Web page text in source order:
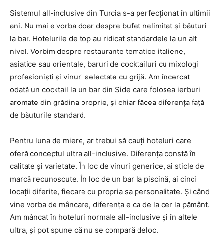
Sistemul all-inclusive din Turcia s-a perfecționat în ultimii
ani. Nu mai e vorba doar despre bufet nelimitat și băuturi
la bar. Hotelurile de top au ridicat standardele la un alt
nivel. Vorbim despre restaurante tematice italiene,
asiatice sau orientale, baruri de cocktailuri cu mixologi
profesioniști și vinuri selectate cu grijă. Am încercat
odată un cocktail la un bar din Side care folosea ierburi
aromate din grădina proprie, și chiar făcea diferența față
de băuturile standard.
Pentru luna de miere, ar trebui să cauți hoteluri care
oferă conceptul ultra all-inclusive. Diferența constă în
calitate și varietate. În loc de vinuri generice, ai sticle de
marcă recunoscute. În loc de un bar la piscină, ai cinci
locații diferite, fiecare cu propria sa personalitate. Și când
vine vorba de mâncare, diferența e ca de la cer la pământ.
Am mâncat în hoteluri normale all-inclusive și în altele
ultra, și pot spune că nu se compară deloc.